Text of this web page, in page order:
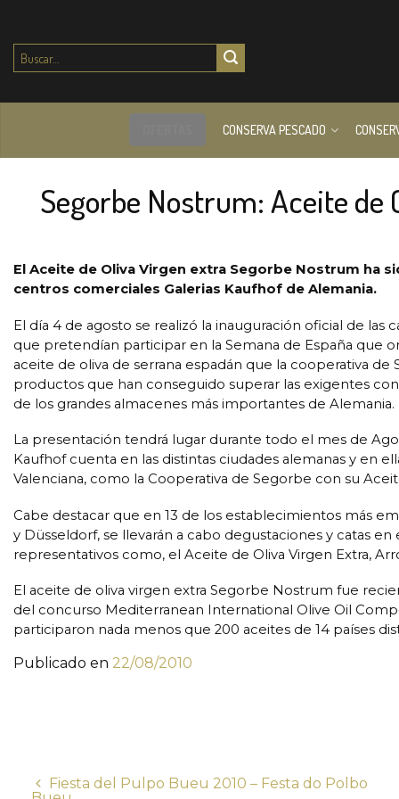
Buscar
por:
CONSERVA PESCADO
Segorbe Nostrum: Aceite
El Aceite de Oliva Virgen extra Segorbe Nostrum ha
centros comerciales Galerias Kaufhof de Alemania.
El día 4 de agosto se realizó la inauguración oficial de
que pretendían participar en la Semana de España que
aceite de oliva de serrana espadán que la cooperativa
productos que han conseguido superar las exigentes
de los grandes almacenes más importantes de Alemania.
La presentación tendrá lugar durante todo el mes de
Kaufhof cuenta en las distintas ciudades alemanas y en
Valenciana, como la Cooperativa de Segorbe con su
Cabe destacar que en 13 de los establecimientos más
y Düsseldorf, se llevarán a cabo degustaciones y catas
representativos como, el Aceite de Oliva Virgen Extra,
El aceite de oliva virgen extra Segorbe Nostrum fue
del concurso Mediterranean International Olive Oil
participaron nada menos que 200 aceites de 14 países
Publicado en 22/08/2010
Fiesta del Pulpo Bueu 2010 – Festa do Polbo